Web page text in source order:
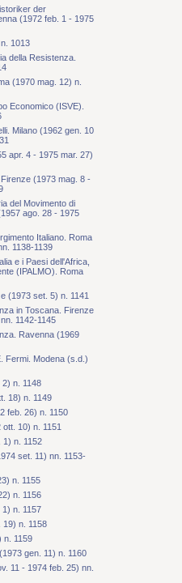
der
(1972 feb. 1 - 1975
1013
della Resistenza.
(1970 mag. 12) n.
Economico (ISVE).
Milano (1962 gen. 10
apr. 4 - 1975 mar. 27)
(1973 mag. 8 -
del Movimento di
ago. 28 - 1975
Italiano. Roma
1138-1139
e i Paesi dell'Africa,
(IPALMO). Roma
(1973 set. 5) n. 1141
in Toscana. Firenze
1142-1145
Ravenna (1969
Fermi. Modena (s.d.)
n. 1148
18) n. 1149
feb. 26) n. 1150
10) n. 1151
1) n. 1152
set. 11) nn. 1153-
n. 1155
n. 1156
1) n. 1157
19) n. 1158
n. 1159
gen. 11) n. 1160
11 - 1974 feb. 25) nn.